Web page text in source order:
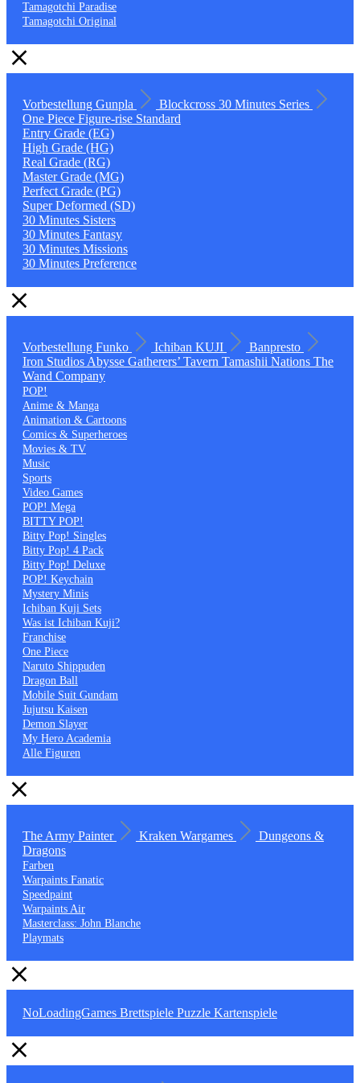
Tamagotchi Paradise
Tamagotchi Original
Vorbestellung Gunpla Blockcross 30 Minutes Series
One Piece Figure-rise Standard
Entry Grade (EG)
High Grade (HG)
Real Grade (RG)
Master Grade (MG)
Perfect Grade (PG)
Super Deformed (SD)
30 Minutes Sisters
30 Minutes Fantasy
30 Minutes Missions
30 Minutes Preference
Vorbestellung Funko Ichiban KUJI
Banpresto
Iron Studios Abysse Gatherers’ Tavern Tamashii Nations The
Wand Company
POP!
Anime & Manga
Animation & Cartoons
Comics & Superheroes
Movies & TV
Music
Sports
Video Games
POP! Mega
BITTY POP!
Bitty Pop! Singles
Bitty Pop! 4 Pack
Bitty Pop! Deluxe
POP! Keychain
Mystery Minis
Ichiban Kuji Sets
Was ist Ichiban Kuji?
Franchise
One Piece
Naruto Shippuden
Dragon Ball
Mobile Suit Gundam
Jujutsu Kaisen
Demon Slayer
My Hero Academia
Alle Figuren
The Army Painter Kraken Wargames
Dungeons &
Dragons
Farben
Warpaints Fanatic
Speedpaint
Warpaints Air
Masterclass: John Blanche
Playmats
NoLoadingGames Brettspiele Puzzle Kartenspiele